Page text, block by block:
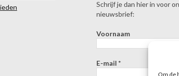
Om de
Schrijf je dan hier in voor
nieuwsbrief:
Voornaam
E-mail *